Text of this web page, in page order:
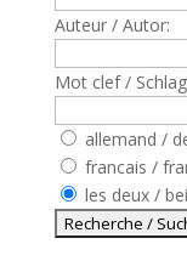
Auteur / Autor:
Mot clef /
allemand /
francais /
les deux /